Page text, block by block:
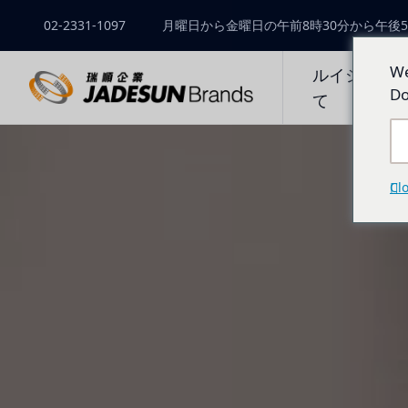
02-2331-1097 月曜日から金曜日の午前8時30分から午後
ルイシュン
て